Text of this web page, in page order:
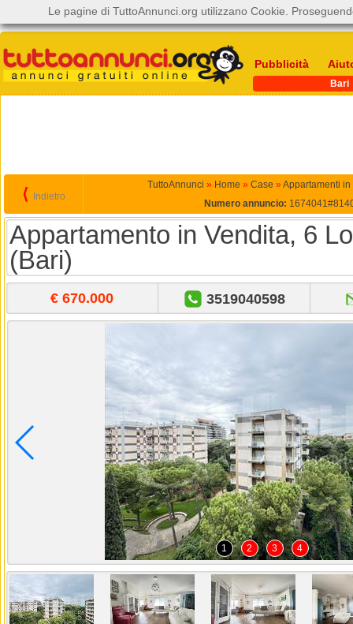
Pubblicità
Bari
⟨ Indietro
TuttoAnnunci » Home » Case » Appartamenti in
Numero annuncio:
Appartamento in Vendita, 6
(Bari)
€ 670.000 3519040598
1 2 3 4
Le pagine di TuttoAnnunci.org utilizzano Cookie.